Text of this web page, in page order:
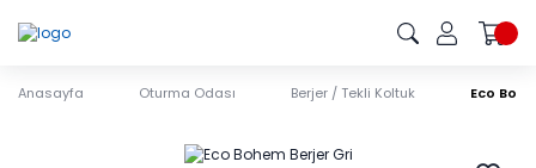
Anasayfa Oturma Odası Berjer / Tekli Koltuk Eco